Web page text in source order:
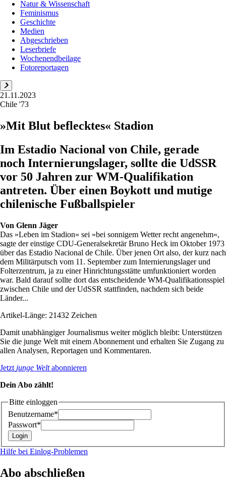
Natur & Wissenschaft
Feminismus
Geschichte
Medien
Abgeschrieben
Leserbriefe
Wochenendbeilage
Fotoreportagen
21.11.2023
Chile '73
»Mit Blut beflecktes« Stadion
Im Estadio Nacional von Chile, gerade
noch Internierungslager, sollte die UdSSR
vor 50 Jahren zur WM-Qualifikation
antreten. Über einen Boykott und mutige
chilenische Fußballspieler
Von Glenn Jäger
Das »Leben im Stadion« sei »bei sonnigem Wetter recht angenehm«,
sagte der einstige CDU-Generalsekretär Bruno Heck im Oktober 1973
über das Estadio Nacional de Chile. Über jenen Ort also, der kurz nach
dem Militärputsch vom 11. September zum Internierungslager und
Folterzentrum, ja zu einer Hinrichtungsstätte umfunktioniert worden
war. Bald darauf sollte dort das entscheidende WM-Qualifikationsspiel
zwischen Chile und der UdSSR stattfinden, nachdem sich beide
Länder...
Artikel-Länge: 21432 Zeichen
Damit unabhängiger Journalismus weiter möglich bleibt: Unterstützen
Sie die junge Welt mit einem Abonnement und erhalten Sie Zugang zu
allen Analysen, Reportagen und Kommentaren.
Jetzt junge Weltabonnieren
Dein Abo zählt!
Bitte einloggen
Benutzername*
Passwort*
Hilfe bei Einlog-Problemen
Abo abschließen